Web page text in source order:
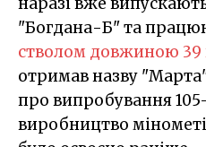
"Богдана-Б" та
стволом довжиною 39
отримав назву
про випробування
виробництво